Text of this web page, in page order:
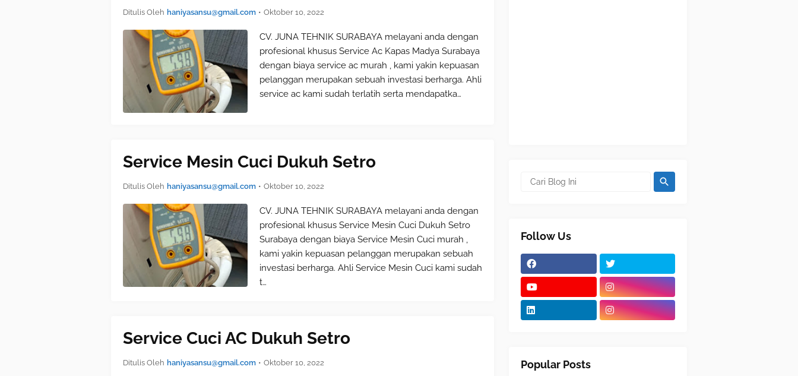
Ditulis Oleh haniyasansu@gmail.com • Oktober 10, 2022
CV. JUNA TEHNIK SURABAYA melayani anda dengan
profesional khusus Service Ac Kapas Madya Surabaya
dengan biaya service ac murah , kami yakin kepuasan
pelanggan merupakan sebuah investasi berharga. Ahli
service ac kami sudah terlatih serta mendapatka…
Service Mesin Cuci Dukuh Setro
Ditulis Oleh haniyasansu@gmail.com • Oktober 10, 2022
CV. JUNA TEHNIK SURABAYA melayani anda dengan
profesional khusus Service Mesin Cuci Dukuh Setro
Surabaya dengan biaya Service Mesin Cuci murah ,
kami yakin kepuasan pelanggan merupakan sebuah
investasi berharga. Ahli Service Mesin Cuci kami sudah
t…
Service Cuci AC Dukuh Setro
Ditulis Oleh haniyasansu@gmail.com • Oktober 10, 2022
Follow Us
Popular Posts